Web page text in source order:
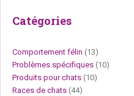
Catégories
Comportement félin (13)
Problèmes spécifiques (10)
Produits pour chats (10)
Races de chats (44)